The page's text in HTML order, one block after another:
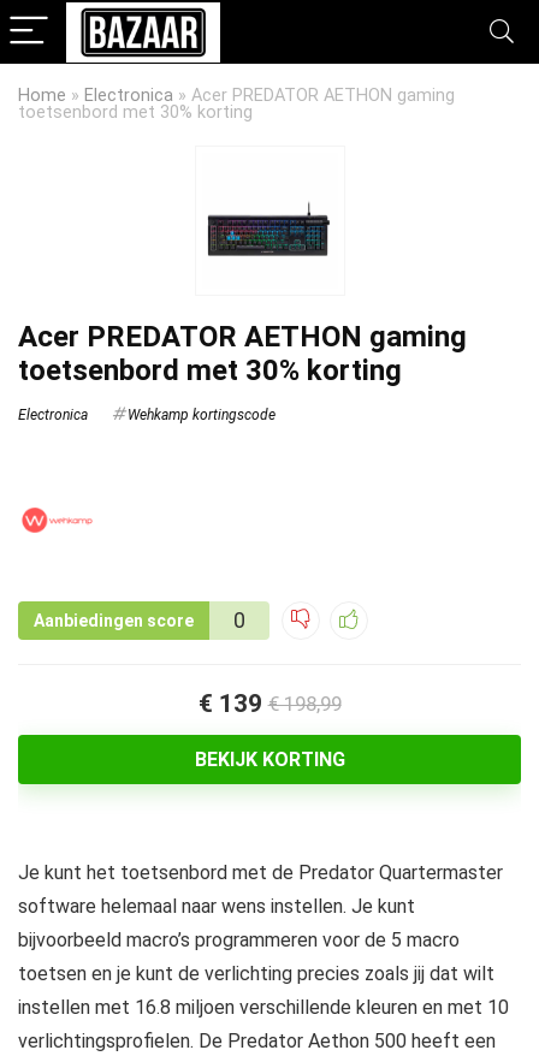
Home » Electronica » Acer PREDATOR AETHON gaming
toetsenbord met 30% korting
Acer PREDATOR AETHON gaming
toetsenbord met 30% korting
Electronica Wehkamp kortingscode
Aanbiedingen score 0
€ 139 € 198,99
BEKIJK KORTING
Je kunt het toetsenbord met de Predator Quartermaster
software helemaal naar wens instellen. Je kunt
bijvoorbeeld macro’s programmeren voor de 5 macro
toetsen en je kunt de verlichting precies zoals jij dat wilt
instellen met 16.8 miljoen verschillende kleuren en met 10
verlichtingsprofielen. De Predator Aethon 500 heeft een